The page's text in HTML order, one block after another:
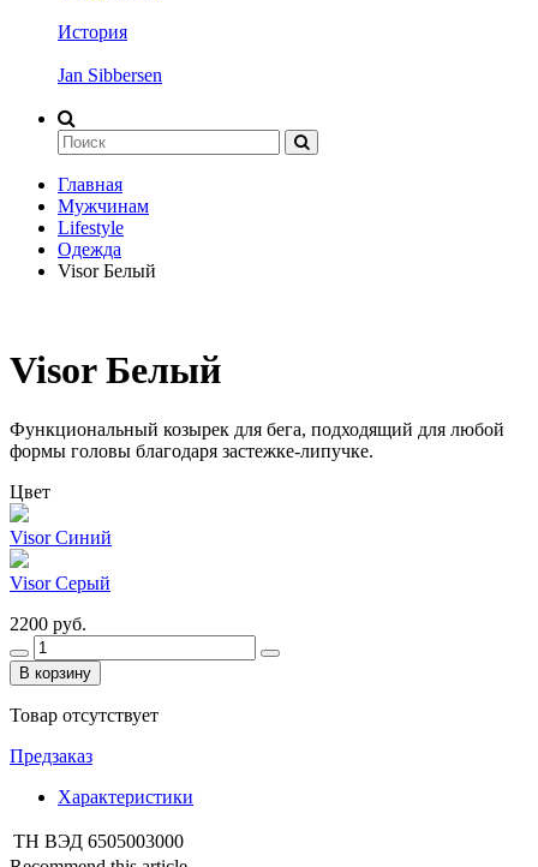
История
Jan Sibbersen
Главная
Мужчинам
Lifestyle
Одежда
Visor Белый
Visor Белый
Функциональный козырек для бега, подходящий для любой
формы головы благодаря застежке-липучке.
Цвет
Visor Синий
Visor Серый
2200 руб.
В корзину
Товар отсутствует
Предзаказ
Характеристики
ТН ВЭД 6505003000